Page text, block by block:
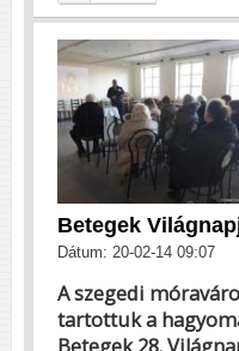
Betegek
Dátum: 20-02-14 09:07
A szegedi
tartottuk a